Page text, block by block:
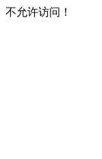
不允许访问！